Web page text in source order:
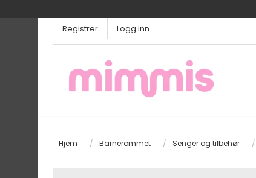
Registrer Logg inn
Hjem / Barnerommet / Senger og tilbehør /